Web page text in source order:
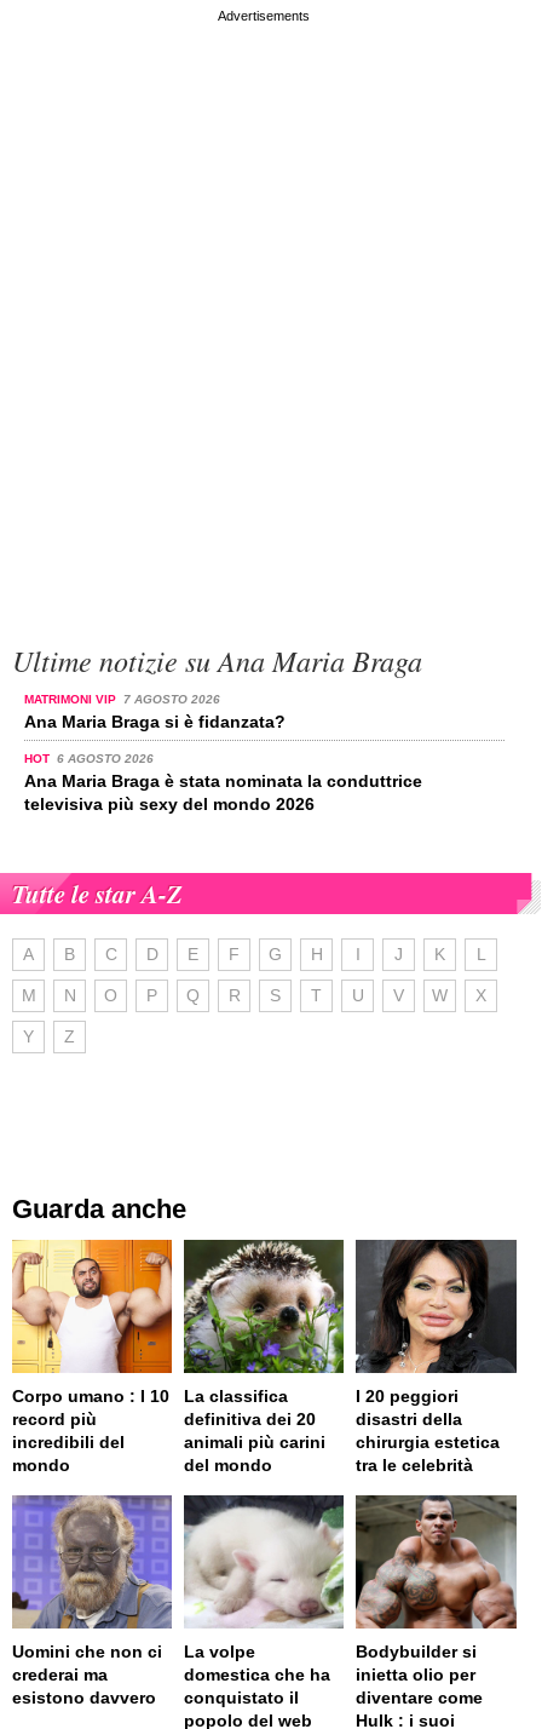
Ultime notizie su Ana Maria Braga
MATRIMONI VIP 7 AGOSTO 2026
Ana Maria Braga si è fidanzata?
HOT 6 AGOSTO 2026
Ana Maria Braga è stata nominata la conduttrice
televisiva più sexy del mondo 2026
Tutte le star A-Z
A B C D E F G H I J K L
M N O P Q R S T U V W X
Y Z
Guarda anche
Corpo umano : I 10
record più
incredibili del
mondo
La classifica
definitiva dei 20
animali più carini
del mondo
I 20 peggiori
disastri della
chirurgia estetica
tra le celebrità
Uomini che non ci
crederai ma
esistono davvero
La volpe
domestica che ha
conquistato il
popolo del web
Bodybuilder si
inietta olio per
diventare come
Hulk : i suoi